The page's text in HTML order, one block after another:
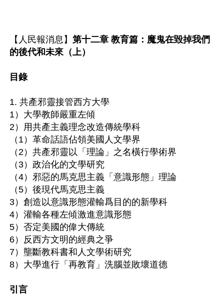
【人民報消息】 第十二章 教育篇：魔鬼在毀掉我們
的後代和未來（上）
目錄
1. 共產邪靈接管西方大學
1）大學教師嚴重左傾
2）用共產主義理念改造傳統學科
（1）革命話語佔領美國人文學界
（2）共產邪靈以「理論」之名橫行學術界
（3）政治化的文學研究
（4）邪惡的馬克思主義「意識形態」理論
（5）後現代馬克思主義
3）創造以意識形態灌輸爲目的的新學科
4）灌輸各種左傾激進意識形態
5）否定美國的偉大傳統
6）反西方文明的經典之爭
7）壟斷教科書和人文學術研究
8）大學進行「再教育」洗腦並敗壞道德
引言